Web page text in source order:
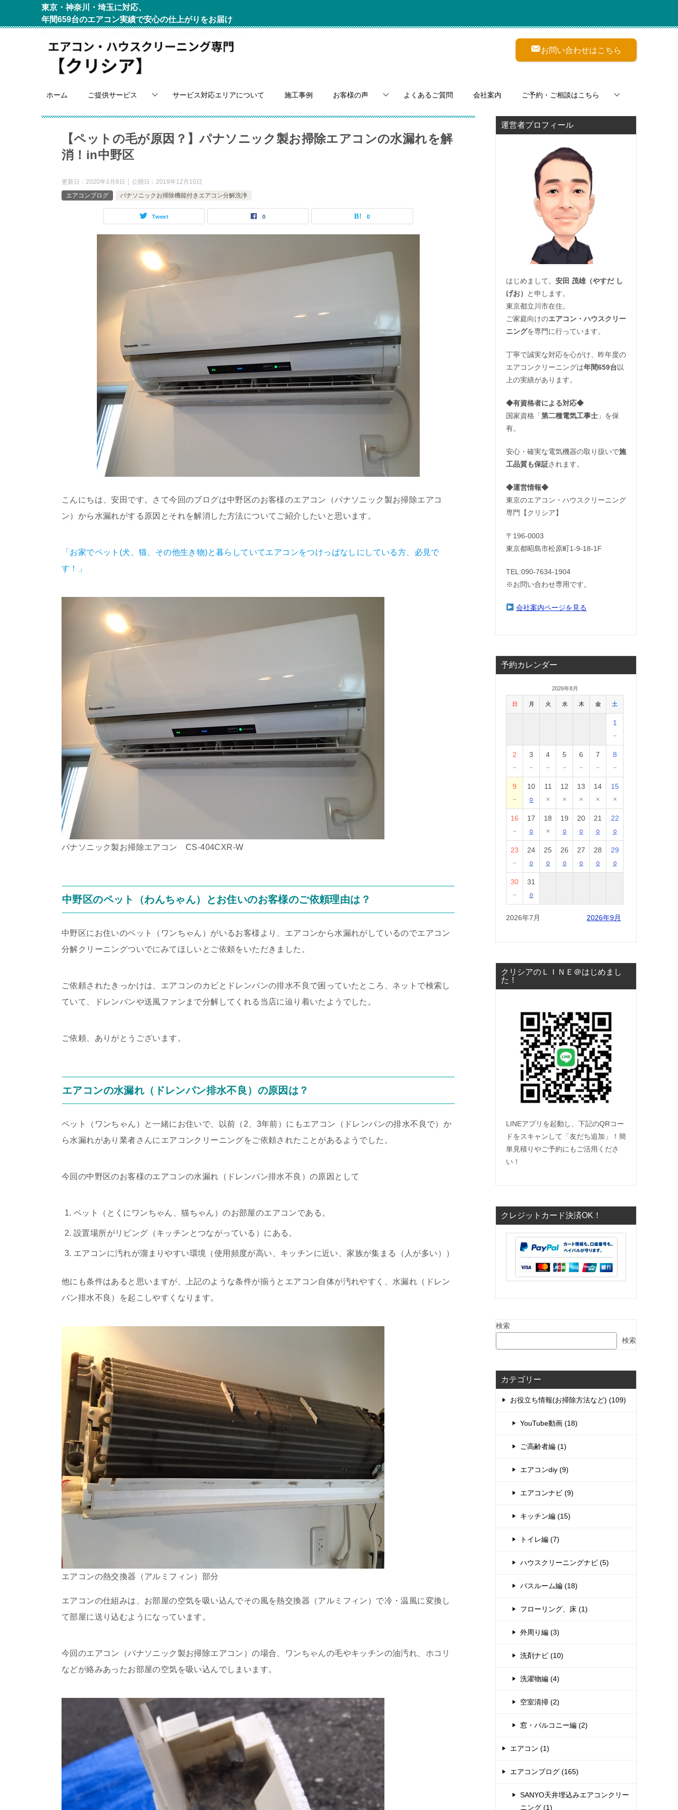
東京・神奈川・埼玉に対応、
年間659台のエアコン実績で安心の仕上がりをお届け
お問い合わせはこちら
ホーム ご提供サービス サービス対応エリアについて 施工事例 お客様の声 よくあるご質問 会社案内 ご予約・ご相談はこちら
【ペットの毛が原因？】パナソニック製お掃除エアコンの水漏れを解
消！in中野区
更新日： 2020年3月8日 公開日： 2019年12月10日
エアコンブログ
パナソニックお掃除機能付きエアコン分解洗浄
Tweet 0 0
こんにちは、安田です。さて今回のブログは中野区のお客様のエアコン（パナソニック製お掃除エアコ
ン）から水漏れがする原因とそれを解消した方法についてご紹介したいと思います。
「お家でペット(犬、猫、その他生き物)と暮らしていてエアコンをつけっぱなしにしている方、必見で
す！」
パナソニック製お掃除エアコン CS-404CXR-W
中野区のペット（わんちゃん）とお住いのお客様のご依頼理由は？
中野区にお住いのペット（ワンちゃん）がいるお客様より、エアコンから水漏れがしているのでエアコン
分解クリーニングついでにみてほしいとご依頼をいただきました。
ご依頼されたきっかけは、エアコンのカビとドレンパンの排水不良で困っていたところ、ネットで検索し
ていて、ドレンパンや送風ファンまで分解してくれる当店に辿り着いたようでした。
ご依頼、ありがとうございます。
エアコンの水漏れ（ドレンパン排水不良）の原因は？
ペット（ワンちゃん）と一緒にお住いで、以前（2、3年前）にもエアコン（ドレンパンの排水不良で）か
ら水漏れがあり業者さんにエアコンクリーニングをご依頼されたことがあるようでした。
今回の中野区のお客様のエアコンの水漏れ（ドレンパン排水不良）の原因として
ペット（とくにワンちゃん、猫ちゃん）のお部屋のエアコンである。
設置場所がリビング（キッチンとつながっている）にある。
エアコンに汚れが溜まりやすい環境（使用頻度が高い、キッチンに近い、家族が集まる（人が多い））
他にも条件はあると思いますが、上記のような条件が揃うとエアコン自体が汚れやすく、水漏れ（ドレン
パン排水不良）を起こしやすくなります。
エアコンの熱交換器（アルミフィン）部分
エアコンの仕組みは、お部屋の空気を吸い込んでその風を熱交換器（アルミフィン）で冷・温風に変換し
て部屋に送り込むようになっています。
今回のエアコン（パナソニック製お掃除エアコン）の場合、ワンちゃんの毛やキッチンの油汚れ、ホコリ
などが絡みあったお部屋の空気を吸い込んでしまいます。
運営者プロフィール
はじめまして。 安田 茂雄（やすだ し
げお）
と申します。
東京都立川市在住。
ご家庭向けのエアコン・ハウスクリー
ニングを専門に行っています。
丁寧で誠実な対応を心がけ、昨年度の
エアコンクリーニングは年間659台以
上の実績があります。
◆有資格者による対応◆
国家資格「第二種電気工事士 」を保
有。
安心・確実な電気機器の取り扱いで施
工品質も保証されます。
◆運営情報◆
東京のエアコン・ハウスクリーニング
専門【クリシア】
〒196-0003
東京都昭島市松原町1-9‐18‐1F
TEL:090-7634-1904
※お問い合わせ専用です。
会社案内ページを見る
予約カレンダー
2026年8月
日 月 火 水 木 金 土
1
－
2
－
3
－
4
－
5
－
6
－
7
－
8
－
9
－
10
○
11
×
12
×
13
×
14
×
15
×
16
－
17
○
18
×
19
○
20
○
21
○
22
○
23
－
24
○
25
○
26
○
27
○
28
○
29
○
30
－
31
○
2026年7月 2026年9月
クリシアのＬＩＮＥ＠はじめまし
た！
LINEアプリを起動し、下記のQRコー
ドをスキャンして「友だち追加」！簡
単見積りやご予約にもご活用くださ
い！
クレジットカード決済OK！
検索
検索
カテゴリー
お役立ち情報(お掃除方法など) (109)
YouTube動画 (18)
ご高齢者編 (1)
エアコンdiy (9)
エアコンナビ (9)
キッチン編 (15)
トイレ編 (7)
ハウスクリーニングナビ (5)
バスルーム編 (18)
フローリング、床 (1)
外周り編 (3)
洗剤ナビ (10)
洗濯物編 (4)
空室清掃 (2)
窓・バルコニー編 (2)
エアコン (1)
エアコンブログ (165)
SANYO天井埋込みエアコンクリー
ニング (1)